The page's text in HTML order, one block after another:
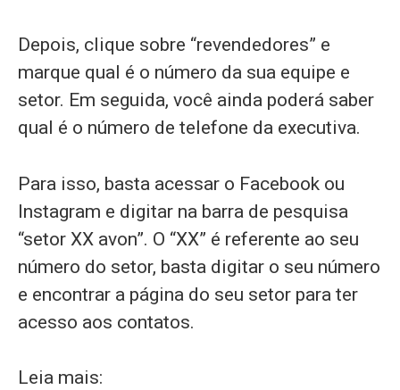
Depois, clique sobre “revendedores” e
marque qual é o número da sua equipe e
setor. Em seguida, você ainda poderá saber
qual é o número de telefone da executiva.
Para isso, basta acessar o Facebook ou
Instagram e digitar na barra de pesquisa
“setor XX avon”. O “XX” é referente ao seu
número do setor, basta digitar o seu número
e encontrar a página do seu setor para ter
acesso aos contatos.
Leia mais: